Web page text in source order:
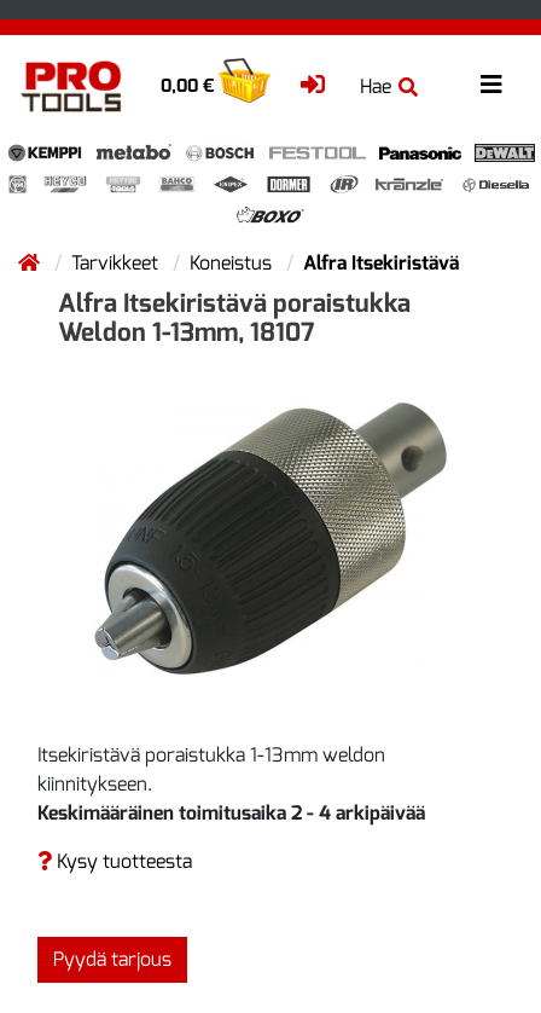
Hae
0,00 €
Tarvikkeet Koneistus Alfra Itsekiristävä
Alfra Itsekiristävä poraistukka
Weldon 1-13mm, 18107
Itsekiristävä poraistukka 1-13mm weldon
kiinnitykseen.
Keskimääräinen toimitusaika 2 - 4 arkipäivää
Kysy tuotteesta
Pyydä tarjous